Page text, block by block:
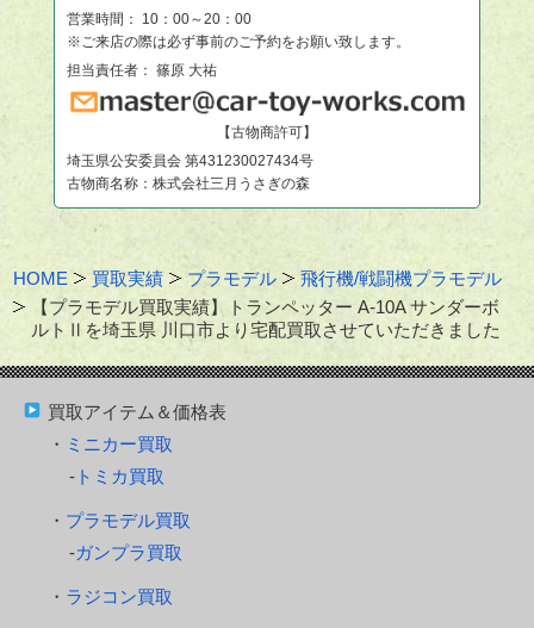
営業時間： 10：00～20：00
※ご来店の際は必ず事前のご予約をお願い致します。
担当責任者： 篠原 大祐
【古物商許可】
埼玉県公安委員会 第431230027434号
古物商名称：株式会社三月うさぎの森
HOME 買取実績 プラモデル
飛行機/戦闘機プラモデル
【プラモデル買取実績】トランペッター A-10A サンダーボ
ルトⅡを埼玉県 川口市より宅配買取させていただきました
買取アイテム＆価格表
ミニカー買取
トミカ買取
プラモデル買取
ガンプラ買取
ラジコン買取